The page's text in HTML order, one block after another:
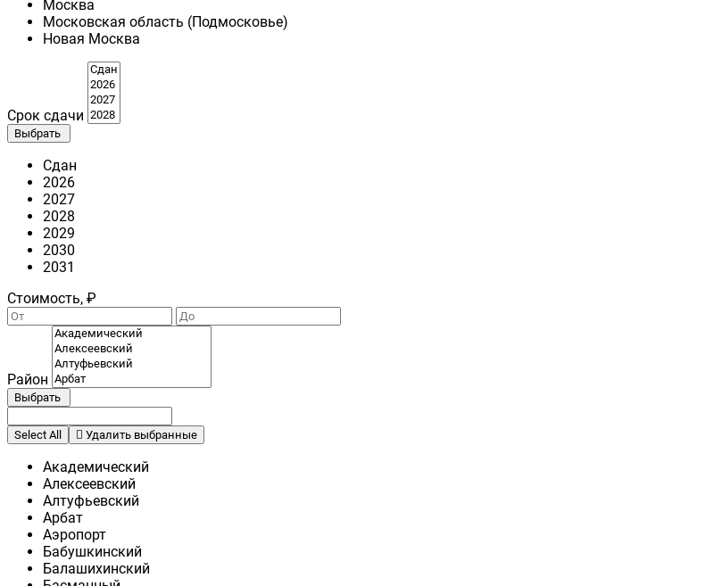
Москва
Московская область (Подмосковье)
Новая Москва
Срок сдачи
Выбрать
Сдан
2026
2027
2028
2029
2030
2031
Стоимость, ₽
Район
Выбрать
Select All Удалить выбранные
Академический
Алексеевский
Алтуфьевский
Арбат
Аэропорт
Бабушкинский
Балашихинский